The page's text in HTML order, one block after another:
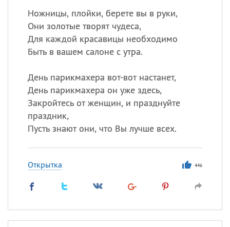
Ножницы, плойки, берете вы в руки,
Они золотые творят чудеса,
Для каждой красавицы необходимо
Быть в вашем салоне с утра.
День парикмахера вот-вот настанет,
День парикмахера он уже здесь,
Закройтесь от женщин, и празднуйте
праздник,
Пусть знают они, что Вы лучше всех.
Открытка 446